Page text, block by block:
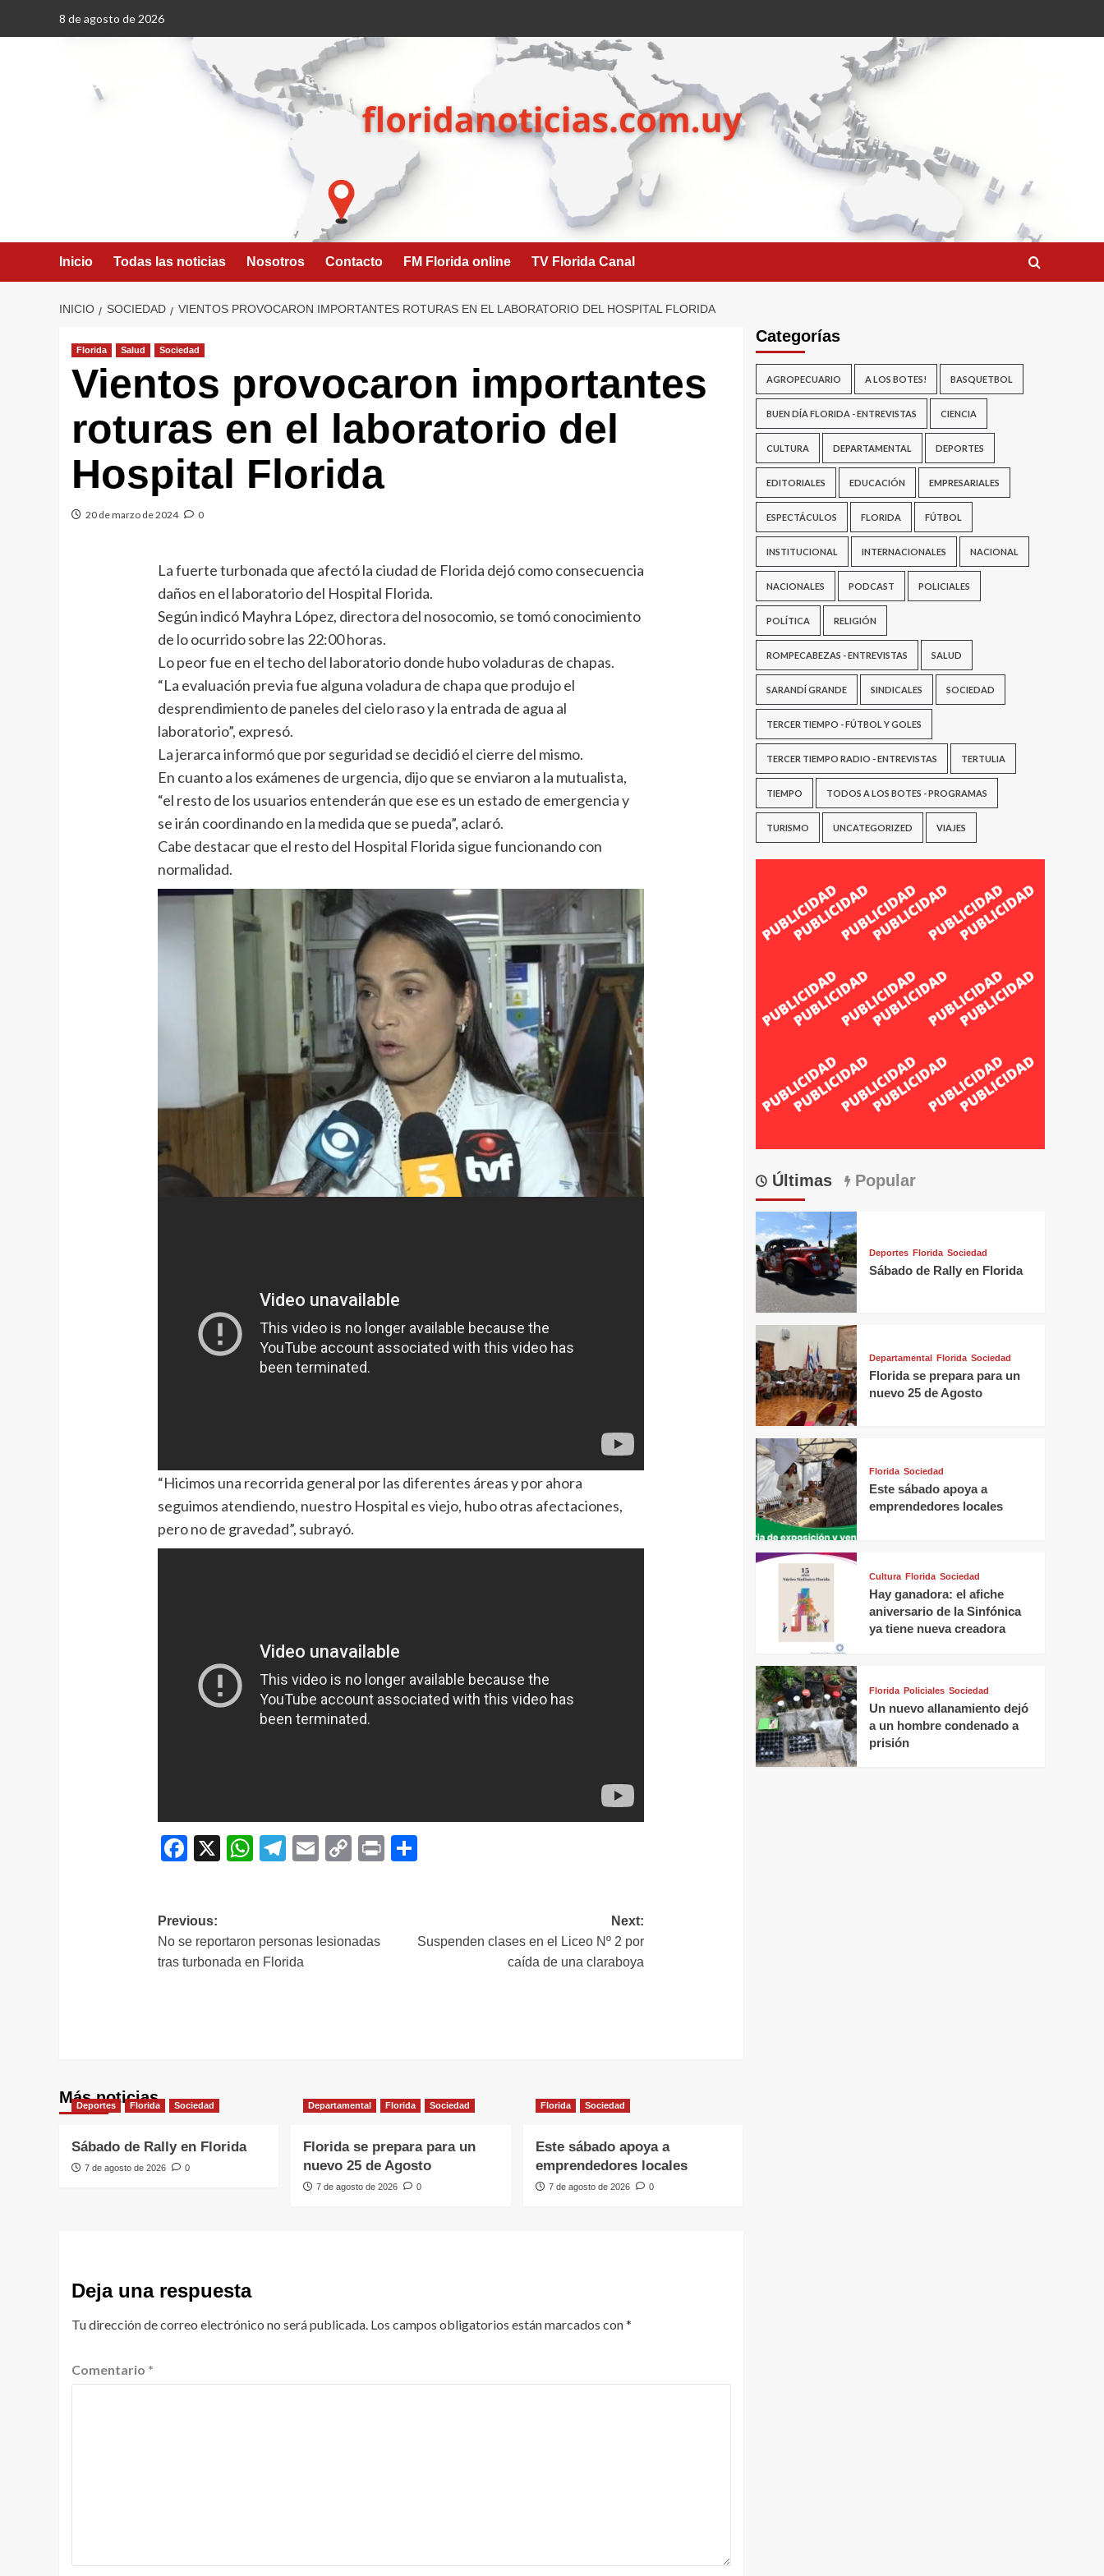
8 de agosto de 2026
Inicio Todas las noticias Nosotros Contacto FM Florida online TV Florida Canal
INICIO SOCIEDAD VIENTOS PROVOCARON IMPORTANTES ROTURAS EN EL LABORATORIO DEL HOSPITAL FLORIDA
Florida Salud Sociedad
Vientos provocaron importantes
roturas en el laboratorio del
Hospital Florida
20 de marzo de 2024 0
La fuerte turbonada que afectó la ciudad de Florida dejó como consecuencia
daños en el laboratorio del Hospital Florida.
Según indicó Mayhra López, directora del nosocomio, se tomó conocimiento
de lo ocurrido sobre las 22:00 horas.
Lo peor fue en el techo del laboratorio donde hubo voladuras de chapas.
“La evaluación previa fue alguna voladura de chapa que produjo el
desprendimiento de paneles del cielo raso y la entrada de agua al
laboratorio”, expresó.
La jerarca informó que por seguridad se decidió el cierre del mismo.
En cuanto a los exámenes de urgencia, dijo que se enviaron a la mutualista,
“el resto de los usuarios entenderán que ese es un estado de emergencia y
se irán coordinando en la medida que se pueda”, aclaró.
Cabe destacar que el resto del Hospital Florida sigue funcionando con
normalidad.
“Hicimos una recorrida general por las diferentes áreas y por ahora
seguimos atendiendo, nuestro Hospital es viejo, hubo otras afectaciones,
pero no de gravedad”, subrayó.
Facebook
X WhatsApp
Telegram
EmailCopyPrint
Navegación
de
Previous:
No se reportaron personas lesionadas
tras turbonada en Florida
Next:
Suspenden clases en el Liceo Nº 2 por
caída de una claraboya
Más noticias
Deportes Florida Sociedad
Sábado de Rally en Florida
7 de agosto de 2026 0
Departamental Florida Sociedad
Florida se prepara para un
nuevo 25 de Agosto
7 de agosto de 2026 0
Florida Sociedad
Este sábado apoya a
emprendedores locales
7 de agosto de 2026 0
Deja una respuesta
Tu dirección de correo electrónico no será publicada. Los campos obligatorios están marcados con*
Comentario *
Categorías
AGROPECUARIO A LOS BOTES! BASQUETBOL
BUEN DÍA FLORIDA - ENTREVISTAS CIENCIA
CULTURA DEPARTAMENTAL DEPORTES
EDITORIALES EDUCACIÓN EMPRESARIALES
ESPECTÁCULOS FLORIDA FÚTBOL
INSTITUCIONAL INTERNACIONALES NACIONAL
NACIONALES PODCAST POLICIALES
POLÍTICA RELIGIÓN
ROMPECABEZAS - ENTREVISTAS SALUD
SARANDÍ GRANDE SINDICALES SOCIEDAD
TERCER TIEMPO - FÚTBOL Y GOLES
TERCER TIEMPO RADIO - ENTREVISTAS TERTULIA
TIEMPO TODOS A LOS BOTES - PROGRAMAS
TURISMO UNCATEGORIZED VIAJES
Últimas Popular
Deportes Florida Sociedad
Sábado de Rally en Florida
Departamental Florida Sociedad
Florida se prepara para un
nuevo 25 de Agosto
Florida Sociedad
Este sábado apoya a
emprendedores locales
Cultura Florida Sociedad
Hay ganadora: el afiche
aniversario de la Sinfónica
ya tiene nueva creadora
Florida Policiales Sociedad
Un nuevo allanamiento dejó
a un hombre condenado a
prisión